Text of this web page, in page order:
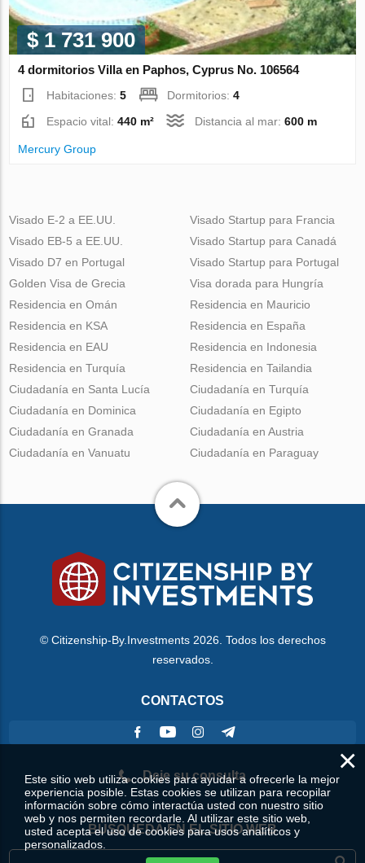
$ 1 731 900
4 dormitorios Villa en Paphos, Cyprus No. 106564
Habitaciones:5 Dormitorios:4
Espacio vital:440 m² Distancia al mar:600 m
Mercury Group
Visado E-2 a EE.UU.
Visado EB-5 a EE.UU.
Visado D7 en Portugal
Golden Visa de Grecia
Visado Startup para Francia
Visado Startup para Canadá
Visado Startup para Portugal
Visa dorada para Hungría
Residencia en Omán
Residencia en KSA
Residencia en EAU
Residencia en Turquía
Residencia en Mauricio
Residencia en España
Residencia en Indonesia
Residencia en Tailandia
Ciudadanía en Santa Lucía
Ciudadanía en Dominica
Ciudadanía en Granada
Ciudadanía en Vanuatu
Ciudadanía en Turquía
Ciudadanía en Egipto
Ciudadanía en Austria
Ciudadanía en Paraguay
© Citizenship-By.Investments 2026. Todos los derechos
reservados.
CONTACTOS
Deje su consulta
BÚSQUEDA EN EL SITIO WEB
×
Este sitio web utiliza cookies para ayudar a ofrecerle la mejor
experiencia posible. Estas cookies se utilizan para recopilar
información sobre cómo interactúa usted con nuestro sitio
web y nos permiten recordarle. Al utilizar este sitio web,
usted acepta el uso de cookies para usos analíticos y
personalizados.